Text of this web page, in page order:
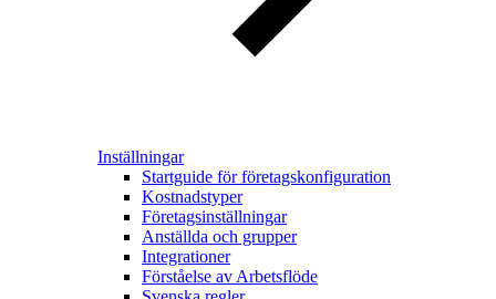
Inställningar
Startguide för företagskonfiguration
Kostnadstyper
Företagsinställningar
Anställda och grupper
Integrationer
Förståelse av Arbetsflöde